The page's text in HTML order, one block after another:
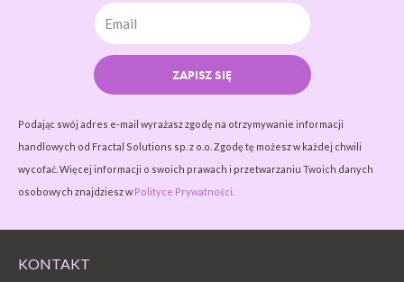
ZAPISZ SIĘ
Podając swój adres e-mail wyrażasz zgodę na otrzymywanie informacji
handlowych od Fractal Solutions sp. z o.o. Zgodę tę możesz w każdej chwili
wycofać. Więcej informacji o swoich prawach i przetwarzaniu Twoich danych
osobowych znajdziesz w Polityce Prywatności.
KONTAKT